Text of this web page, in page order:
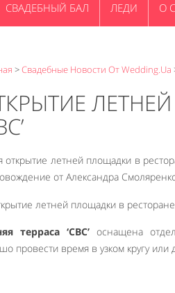
СВАДЕБНЫЙ БАЛ ЛЕДИ О
>Свадебные Новости От Wedding.ua
открытие летней площадки в
от Александра
терраса ‘СВС’ оснащена
провести время в узком кругу